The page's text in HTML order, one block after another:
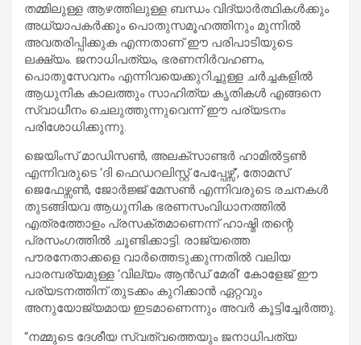
തമ്മിലുള്ള ആഴത്തിലുള്ള ബന്ധം വിദ്യാർത്ഥികൾക്കും
അധ്യാപകർക്കും പൊതുസമൂഹത്തിനും മുന്നിൽ
അവതരിപ്പിക്കുക എന്നതാണ് ഈ പരിപാടിയുടെ
ലക്ഷ്യം. ജനാധിപത്യം, ഭരണനിർവഹണം,
പൊതുസേവനം എന്നിവയെക്കുറിച്ചുള്ള ചർച്ചകളിൽ
ആധുനിക കാലത്തും സാഹിത്യ കൃതികൾ എങ്ങനെ
സ്വാധീനം ചെലുത്തുന്നുവെന്ന് ഈ പര്യടനം
പരിശോധിക്കുന്നു.
ജെയിംസ് മാഡിസൺ, അലക്സാണ്ടർ ഹാമിൽട്ടൺ
എന്നിവരുടെ ‘ദി ഫെഡറലിസ്റ്റ് പേപ്പേഴ്സ്’, തോമസ്
ജെഫേഴ്സൺ, ജോർജ്ജ് മേസൺ എന്നിവരുടെ രചനകൾ
തുടങ്ങിയവ ആധുനിക ഭരണസംവിധാനത്തിൽ
എത്രത്തോളം പ്രസക്തമാണെന്ന് ഹാഷ്മി തന്റെ
പ്രസംഗത്തിൽ ചൂണ്ടിക്കാട്ടി. രാജ്യത്തെ
പൗരനേതാക്കളെ വാർത്തെടുക്കുന്നതിൽ വലിയ
പാരമ്പര്യമുള്ള ‘വില്യം ആൻഡ് മേരി’ കോളേജ് ഈ
പര്യടനത്തിന് തുടക്കം കുറിക്കാൻ ഏറ്റവും
അനുയോജ്യമായ ഇടമാണെന്നും അവർ കൂട്ടിച്ചേർത്തു.
“നമ്മുടെ ദേശീയ സ്വത്വത്തെയും ജനാധിപത്യ